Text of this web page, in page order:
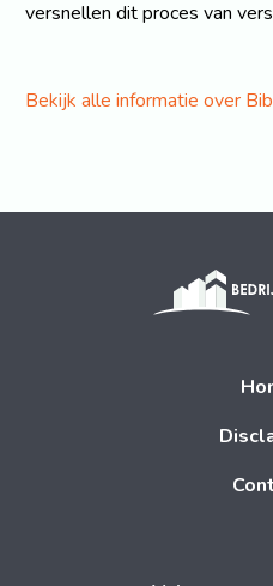
versnellen dit proces van
Bekijk alle informatie over